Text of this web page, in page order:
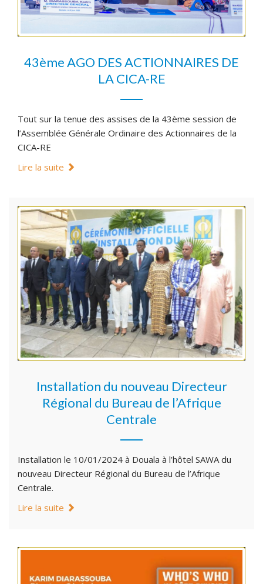
43ème AGO DES ACTIONNAIRES DE
LA CICA-RE
Tout sur la tenue des assises de la 43ème session de
l’Assemblée Générale Ordinaire des Actionnaires de la
CICA-RE
Lire la suite
Installation du nouveau Directeur
Régional du Bureau de l’Afrique
Centrale
Installation le 10/01/2024 à Douala à l’hôtel SAWA du
nouveau Directeur Régional du Bureau de l’Afrique
Centrale.
Lire la suite